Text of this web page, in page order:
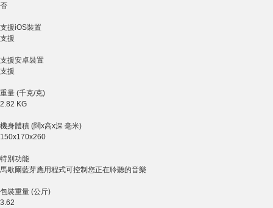
否
支援iOS裝置
支援
支援安卓裝置
支援
重量 (千克/克)
2.82 KG
機身體積 (闊x高x深 毫米)
150x170x260
特別功能
馬歇爾藍芽應用程式可控制您正在聆聽的音樂
包裝重量 (公斤)
3.62